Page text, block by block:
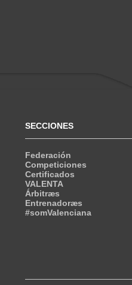
SECCIONES
Federación
Competiciones
Certificados
VALENTA
Árbitræs
Entrenadoræs
#somValenciana